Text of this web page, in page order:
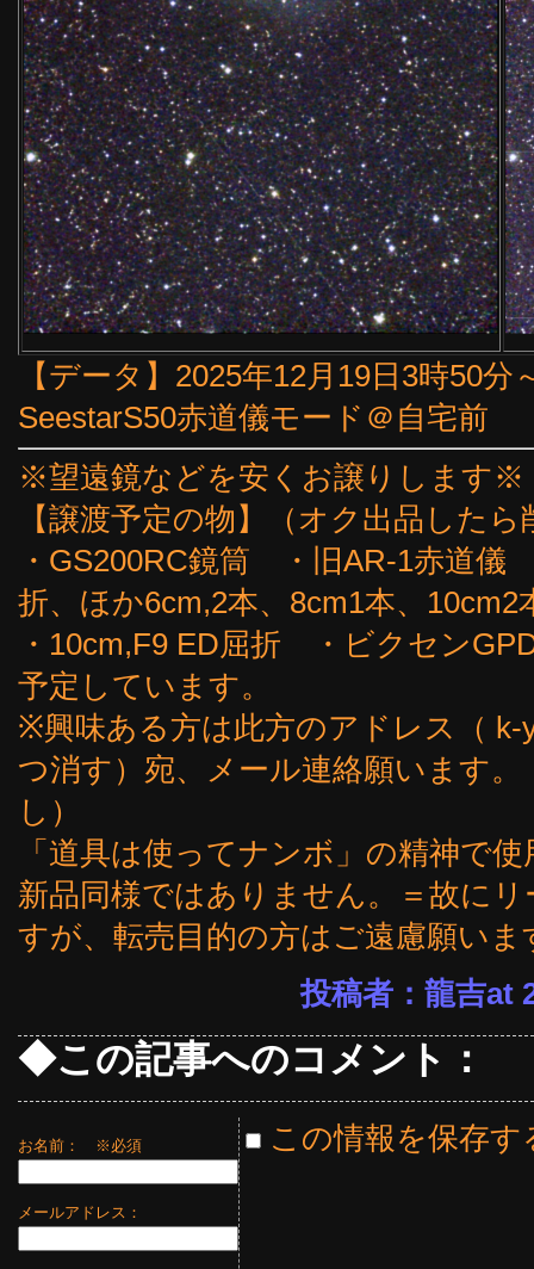
【データ】2025年12月19日3時50
SeestarS50赤道儀モード＠自宅前
※望遠鏡などを安くお譲りします※
【譲渡予定の物】（オク出品した
・GS200RC鏡筒 ・旧AR-1赤道
折、ほか6cm,2本、8cm1本、10cm2
・10cm,F9 ED屈折 ・ビクセン
予定しています。
※興味ある方は此方のアドレス（ k-
つ消す）宛、メール連絡願います
し）
「道具は使ってナンボ」の精神で
新品同様ではありません。＝故に
すが、転売目的の方はご遠慮願いま
投稿者：龍吉at
◆この記事へのコメント：
お名前： ※必須
メールアドレス：
この情報を保存す